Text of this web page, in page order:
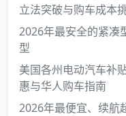
立法突破与购车成本
2026年最安全的紧凑
型
美国各州电动汽车补
惠与华人购车指南
2026年最便宜、续航